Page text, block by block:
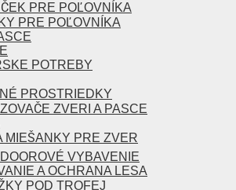
PRE POĽOVNÍKA
PRE POĽOVNÍKA
POTREBY
PROSTRIEDKY
ZVERI A PASCE
MIEŠANKY PRE ZVER
VYBAVENIE
A OCHRANA LESA
POD TROFEJ